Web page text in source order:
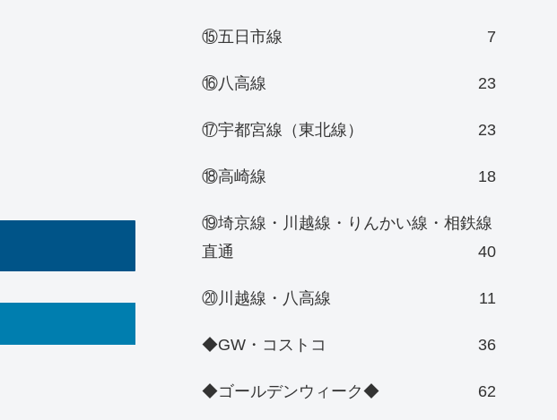
⑮五日市線 7
⑯八高線 23
⑰宇都宮線（東北線） 23
⑱高崎線 18
⑲埼京線・川越線・りんかい線・相鉄線
直通
40
⑳川越線・八高線 11
◆GW・コストコ 36
◆ゴールデンウィーク◆ 62